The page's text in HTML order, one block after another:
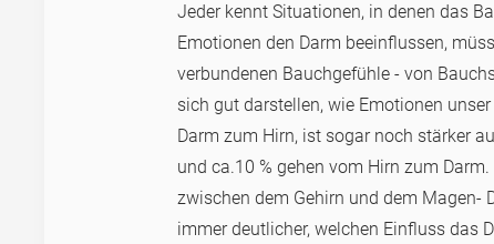
Jeder kennt Situationen, in denen das
Emotionen den Darm beeinflussen,
verbundenen Bauchgefühle - von
sich gut darstellen, wie Emotionen
Darm zum Hirn, ist sogar noch stärker
und ca.10 % gehen vom Hirn zum
zwischen dem Gehirn und dem Magen-
immer deutlicher, welchen Einfluss das